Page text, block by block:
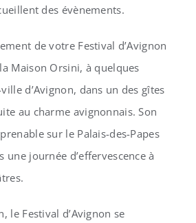
des évènements.
de votre Festival d’Avignon
Maison Orsini, à quelques
d’Avignon, dans un des gîtes
au charme avignonnais. Son
sur le Palais-des-Papes
journée d’effervescence à
le Festival d’Avignon se